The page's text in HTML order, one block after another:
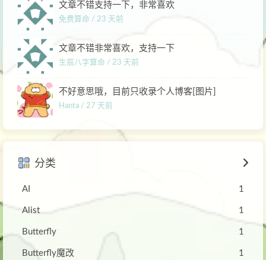
文章不错支持一下，非常喜欢
免费算命 / 23 天前
文章不错非常喜欢，支持一下
生辰八字算命 / 23 天前
不好意思哦，目前只收录个人博客[图片]
Hanta / 27 天前
分类
AI 1
Alist 1
Butterfly 1
Butterfly魔改 1